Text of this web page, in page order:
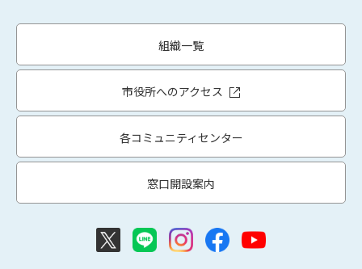
組織一覧
市役所へのアクセス
各コミュニティセンター
窓口開設案内